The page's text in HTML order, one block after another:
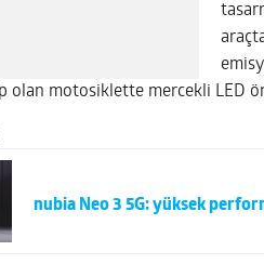
olan motosiklette mercekli LED
nubia Neo 3 5G: yüksek